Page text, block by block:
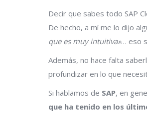
Decir que sabes todo SAP
De hecho, a mí me lo dijo
que es muy intuitiva»… eso
Además, no hace falta
profundizar en lo que
Si hablamos de SAP, en
que ha tenido en los